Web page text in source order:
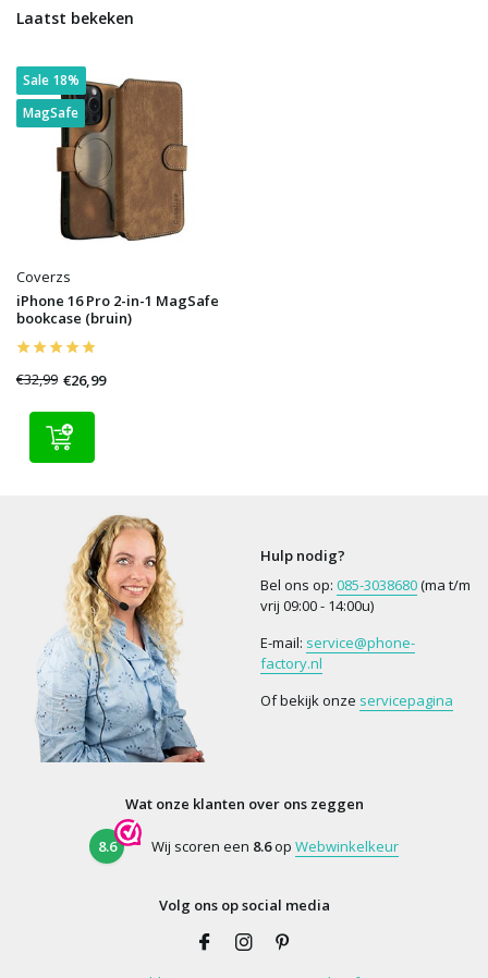
Laatst bekeken
Sale 18%
MagSafe
Coverzs
iPhone 16 Pro 2-in-1 MagSafe
bookcase (bruin)
€32,99 €26,99
Hulp nodig?
Bel ons op: 085-3038680(ma t/m
vrij 09:00 - 14:00u)
E-mail: service@phone-
factory.nl
Of bekijk onze servicepagina
Wat onze klanten over ons zeggen
8.6 Wij scoren een 8.6op Webwinkelkeur
Volg ons op social media